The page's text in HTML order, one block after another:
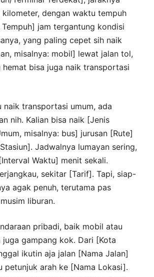
dengan waktu tempuh
jam tergantung kondisi
yang paling cepet sih naik
misalnya: mobil] lewat jalan tol,
hemat bisa juga naik transportasi
naik transportasi umum, ada
nih. Kalian bisa naik [Jenis
misalnya: bus] jurusan [Rute]
Jadwalnya lumayan sering,
Waktu] menit sekali.
sekitar [Tarif]. Tapi, siap-
agak penuh, terutama pas
liburan.
pribadi, baik mobil atau
juga gampang kok. Dari [Kota
ikutin aja jalan [Nama Jalan]
petunjuk arah ke [Nama Lokasi].